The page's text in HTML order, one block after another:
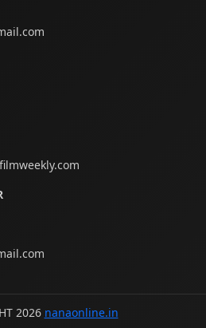
2026 nanaonline.in